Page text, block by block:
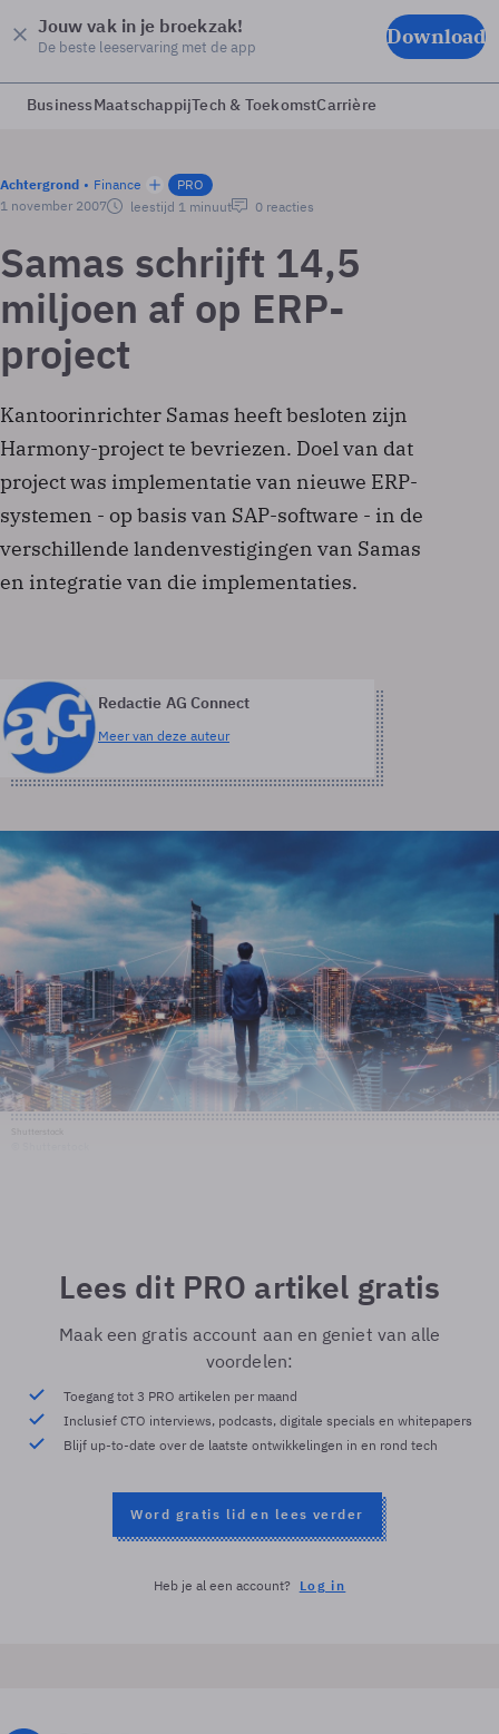
Jouw vak in je broekzak!
De beste leeservaring met de app Download
BusinessMaatschappijTech & ToekomstCarrière
Achtergrond Finance
PRO
1 november 2007
leestijd 1 minuut 0 reacties
Samas schrijft 14,5
miljoen af op ERP-
project
Kantoorinrichter Samas heeft besloten zijn
Harmony-project te bevriezen. Doel van dat
project was implementatie van nieuwe ERP-
systemen - op basis van SAP-software - in de
verschillende landenvestigingen van Samas
en integratie van die implementaties.
Redactie AG Connect
Meer van deze auteur
Lees dit PRO artikel gratis
Maak een gratis account aan en geniet van alle
voordelen:
Toegang tot 3 PRO artikelen per maand
Inclusief CTO interviews, podcasts, digitale specials en whitepapers
Blijf up-to-date over de laatste ontwikkelingen in en rond tech
Word gratis lid en lees verder
Heb je al een account? Log in